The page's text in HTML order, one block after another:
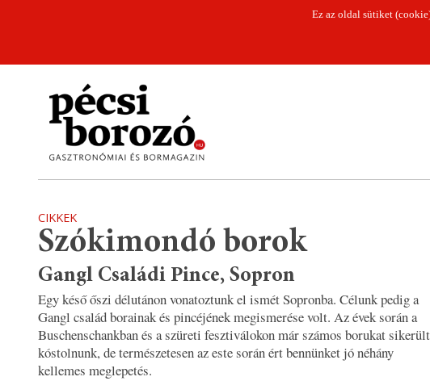
Ez az oldal sütiket
CIKKEK
Szókimondó borok
Gangl Családi Pince, Sopron
Egy késő őszi délutánon vonatoztunk el ismét Sopronba. Célunk pedig a
Gangl család borainak és pincéjének megismerése volt. Az évek során a
Buschenschankban és a szüreti fesztiválokon már számos borukat sikerült
kóstolnunk, de természetesen az este során ért bennünket jó néhány
kellemes meglepetés.